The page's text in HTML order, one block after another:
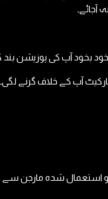
آجائے۔
بخود آپ کی پوزیشن بند
(40% اسٹاپ آؤٹ کو